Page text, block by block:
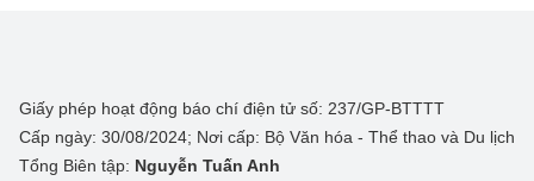
Giấy phép hoạt động báo chí điện tử số: 237/GP-BTTTT
Cấp ngày: 30/08/2024; Nơi cấp: Bộ Văn hóa - Thể thao và Du lịch
Tổng Biên tập: Nguyễn Tuấn Anh